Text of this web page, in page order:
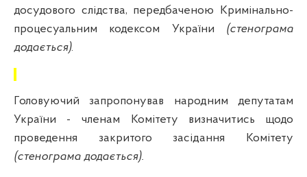
досудового слідства, передбаченою Кримінально-
процесуальним кодексом України (стенограма
додається).
Головуючий запропонував народним депутатам
України - членам Комітету визначитись щодо
проведення закритого засідання Комітету
(стенограма додається).